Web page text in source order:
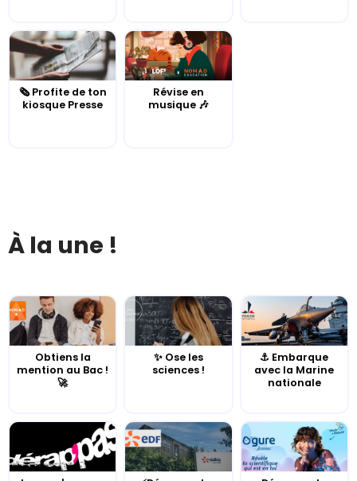
🗞️ Profite de ton
kiosque Presse
Révise en
musique 🎶
À la une !
Obtiens la
mention au Bac !
🚀
✨ Ose les
sciences !
⚓️ Embarque
avec la Marine
nationale